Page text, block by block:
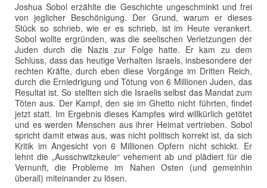
Joshua Sobol erzählte die Geschichte ungeschminkt und frei
von jeglicher Beschönigung. Der Grund, warum er dieses
Stück so schrieb, wie er es schrieb, ist im Heute verankert.
Sobol wollte ergründen, was die seelischen Verletzungen der
Juden durch die Nazis zur Folge hatte. Er kam zu dem
Schluss, dass das heutige Verhalten Israels, insbesondere der
rechten Kräfte, durch eben diese Vorgänge im Dritten Reich,
durch die Erniedrigung und Tötung von 6 Millionen Juden, das
Resultat ist. So stellten sich die Israelis selbst das Mandat zum
Töten aus. Der Kampf, den sie im Ghetto nicht führten, findet
jetzt statt. Im Ergebnis dieses Kampfes wird willkürlich getötet
und es werden Menschen aus ihrer Heimat vertrieben. Sobol
spricht damit etwas aus, was nicht politisch korrekt ist, da sich
Kritik im Angesicht von 6 Millionen Opfern nicht schickt. Er
lehnt die „Ausschwitzkeule“ vehement ab und plädiert für die
Vernunft, die Probleme im Nahen Osten (und gemeinhin
überall) miteinander zu lösen.